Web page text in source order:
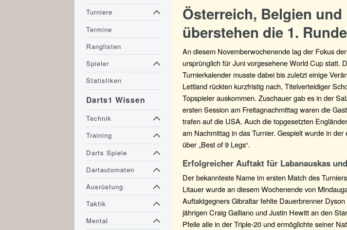
Österreich, Belgien und
überstehen die 1. Runde
An diesem Novemberwochenende lag der Fokus
ursprünglich für Juni vorgesehene World Cup statt.
Turnierkalender musste dabei bis zuletzt einige
Lettland rückten kurzfristig nach, Titelverteidiger
Topspieler auskommen. Zuschauer gab es in der
ersten Session am Freitagnachmittag waren die
trafen auf die USA. Auch die topgesetzten
am Nachmittag in das Turnier. Gespielt wurde in
über „Best of 9 Legs“.
Erfolgreicher Auftakt für Labanauskas
Der bekannteste Name im ersten Match des
Litauer wurde an diesem Wochenende von
Auftaktgegners Gibraltar fehlte Dauerbrenner
jährigen Craig Galliano und Justin Hewitt an den
Pfeile alle in der Triple-20 und ermöglichte seiner
Turniere
Termine
Ranglisten
Spieler
Statistiken
Darts1 Wissen
Technik
Training
Darts Spiele
Dartautomaten
Ausrüstung
Taktik
Mental